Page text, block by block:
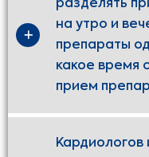
разделять
на утро и
препараты
какое время
прием